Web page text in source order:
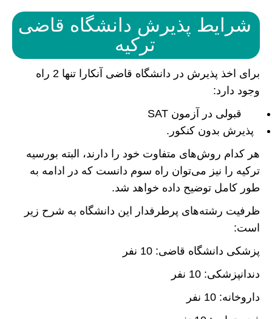
شرایط پذیرش دانشگاه قاضی
ترکیه
برای اخذ پذیرش در دانشگاه قاضی آنکارا تنها 2 راه
وجود دارد:
قبولی در آزمون SAT
پذیرش بدون کنکور.
هر کدام روش‌های متفاوت خود را دارند، البته بورسیه
ترکیه را نیز می‌توان راه سوم دانست که در ادامه به
طور کامل توضیح داده خواهد شد.
ظرفیت رشته‌های پرطرفدار این دانشگاه به شرح زیر
است:
پزشکی دانشگاه قاضی: 10 نفر
دندانپزشکی: 10 نفر
داروخانه: 10 نفر